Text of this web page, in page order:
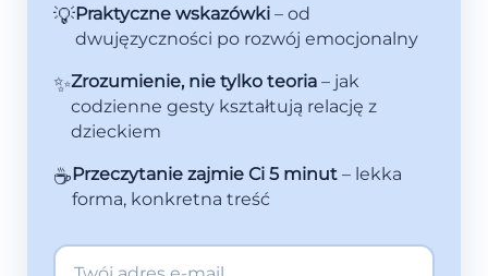
💡Praktyczne wskazówki– od
dwujęzyczności po rozwój emocjonalny
✨Zrozumienie, nie tylko teoria– jak
codzienne gesty kształtują relację z
dzieckiem
☕Przeczytanie zajmie Ci 5 minut– lekka
forma, konkretna treść